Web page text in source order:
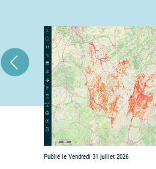
Publié le Vendredi 31 juillet 2026